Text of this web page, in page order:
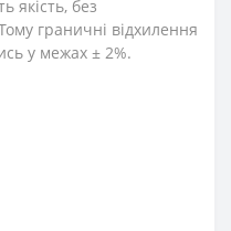
якість, без
граничні відхилення
у межах ± 2%.